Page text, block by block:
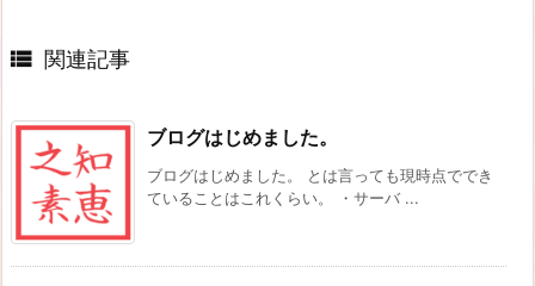
 関連記事
ブログはじめました。
ブログはじめました。 とは言っても現時点ででき
ていることはこれくらい。 ・サーバ ...